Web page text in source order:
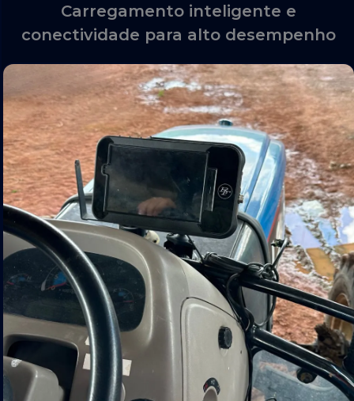
Carregamento inteligente e
conectividade para alto desempenho